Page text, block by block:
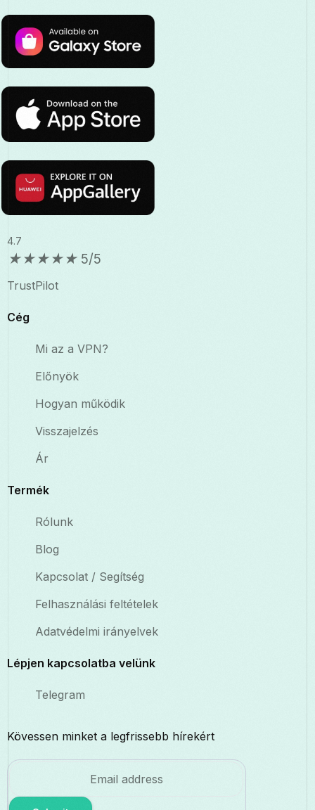
4.7
★★★★★ 5/5
TrustPilot
Cég
Mi az a VPN?
Előnyök
Hogyan működik
Visszajelzés
Ár
Termék
Rólunk
Blog
Kapcsolat / Segítség
Felhasználási feltételek
Adatvédelmi irányelvek
Lépjen kapcsolatba velünk
Telegram
Kövessen minket a legfrissebb hírekért